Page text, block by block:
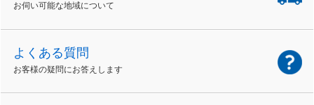
お伺い可能な地域について
よくある質問
お客様の疑問にお答えします